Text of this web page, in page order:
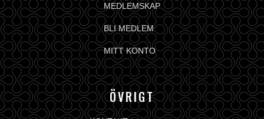
MEDLEMSKAP
BLI MEDLEM
MITT KONTO
ÖVRIGT